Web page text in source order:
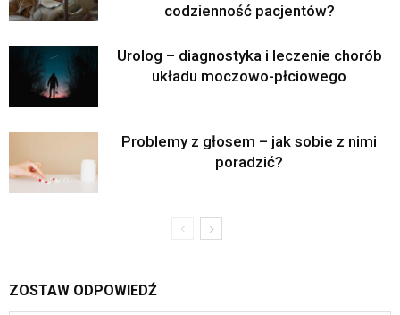
codzienność pacjentów?
Urolog – diagnostyka i leczenie chorób
układu moczowo-płciowego
Problemy z głosem – jak sobie z nimi
poradzić?
ZOSTAW ODPOWIEDŹ